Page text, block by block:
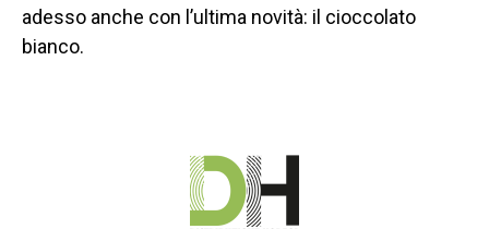
adesso anche con l’ultima novità: il cioccolato
bianco.